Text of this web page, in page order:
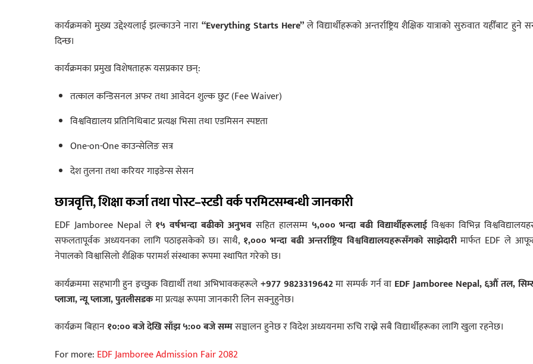
कार्यक्रमको मुख्य उद्देश्यलाई झल्काउने नारा “Everything Starts Here”ले विद्यार्थीहरूको अन्तर्राष्ट्रिय शैक्षिक यात्राको सुरुवात यहीँबाट हुने
दिन्छ।
कार्यक्रमका प्रमुख विशेषताहरू यसप्रकार छन्:
तत्काल कन्डिसनल अफर तथा आवेदन शुल्क छुट (Fee Waiver)
विश्वविद्यालय प्रतिनिधिबाट प्रत्यक्ष भिसा तथा एडमिसन स्पष्टता
One-on-One काउन्सेलिङ सत्र
देश तुलना तथा करियर गाइडेन्स सेसन
छात्रवृत्ति, शिक्षा कर्जा तथा पोस्ट–स्टडी वर्क परमिटसम्बन्धी जानकारी
EDF Jamboree Nepal ले १५ वर्षभन्दा बढीको अनुभवसहित हालसम्म ५,००० भन्दा बढी विद्यार्थीहरूलाईविश्वका विभिन्न
सफलतापूर्वक अध्ययनका लागि पठाइसकेको छ। साथै, १,००० भन्दा बढी अन्तर्राष्ट्रिय विश्वविद्यालयहरूसँगको साझेदारीमार्फत EDF ले
नेपालको विश्वासिलो शैक्षिक परामर्श संस्थाका रूपमा स्थापित गरेको छ।
कार्यक्रममा सहभागी हुन इच्छुक विद्यार्थी तथा अभिभावकहरूले+977 9823319642मा सम्पर्क गर्न वा EDF Jamboree Nepal, ६औं तल,
प्लाजा, न्यू प्लाजा, पुतलीसडकमा प्रत्यक्ष रूपमा जानकारी लिन सक्नुहुनेछ।
कार्यक्रम बिहान१०:०० बजे देखि साँझ ५:०० बजे सम्मसञ्चालन हुनेछ र विदेश अध्ययनमा रुचि राख्ने सबै विद्यार्थीहरूका लागि खुला रहनेछ।
For more: EDF Jamboree Admission Fair 2082